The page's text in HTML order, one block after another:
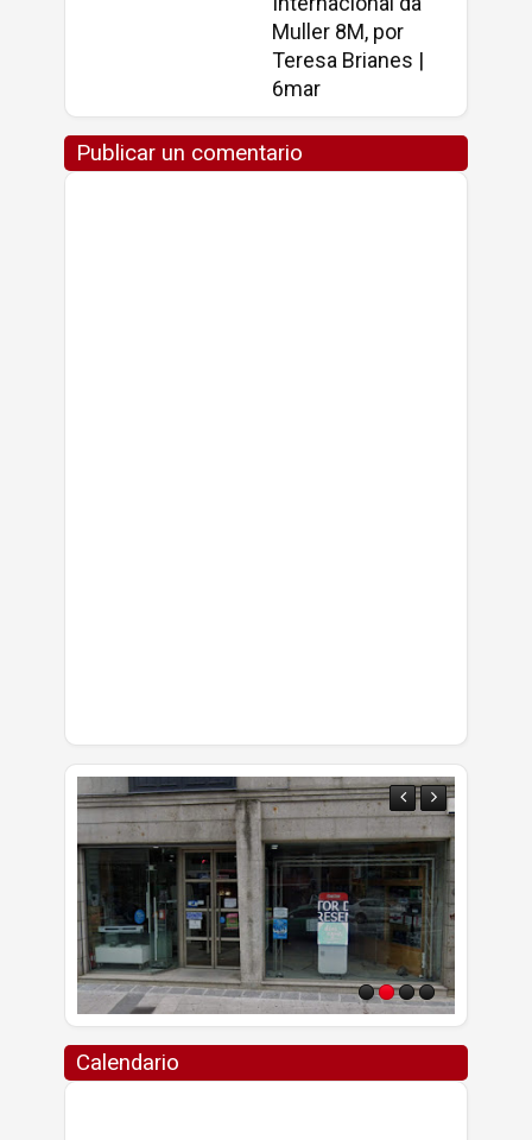
Muller 8M, por
Teresa Brianes |
6mar
Publicar un comentario
Calendario